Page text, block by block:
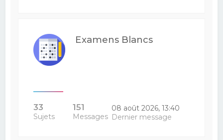
Examens Blancs
33
Sujets
151
Messages
08 août 2026, 13:40
Dernier message